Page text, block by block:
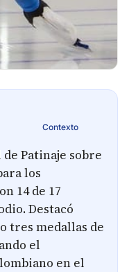
Contexto
de Patinaje sobre
los
14 de 17
Destacó
tres medallas de
el
en el